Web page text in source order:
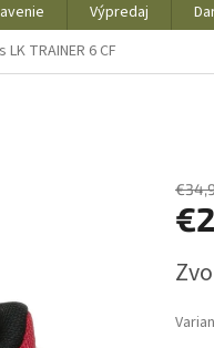
Výpredaj
LK TRAINER 6 CF
cena: